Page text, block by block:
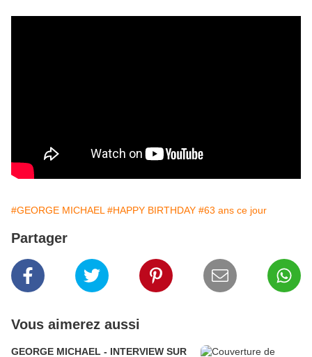
#GEORGE MICHAEL #HAPPY BIRTHDAY #63 ans ce jour
Partager
Vous aimerez aussi
GEORGE MICHAEL - INTERVIEW SUR